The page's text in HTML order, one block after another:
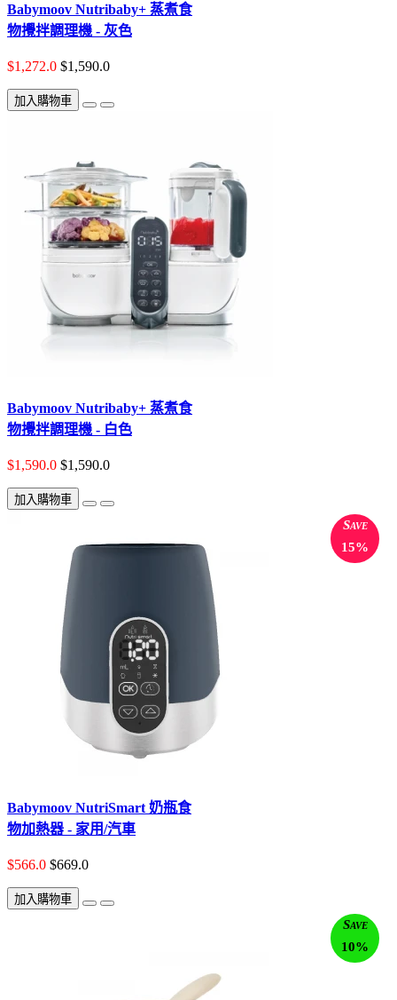
Babymoov Nutribaby+ 蒸煮食
物攪拌調理機 - 灰色
$1,272.0 $1,590.0
加入購物車
Babymoov Nutribaby+ 蒸煮食
物攪拌調理機 - 白色
$1,590.0 $1,590.0
加入購物車
Save
15%
Babymoov NutriSmart 奶瓶食
物加熱器 - 家用/汽車
$566.0 $669.0
加入購物車
Save
10%